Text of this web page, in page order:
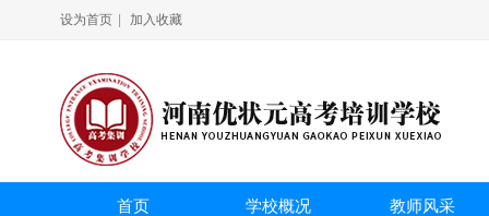
设为首页 加入收藏
首页 学校概况 教师风采